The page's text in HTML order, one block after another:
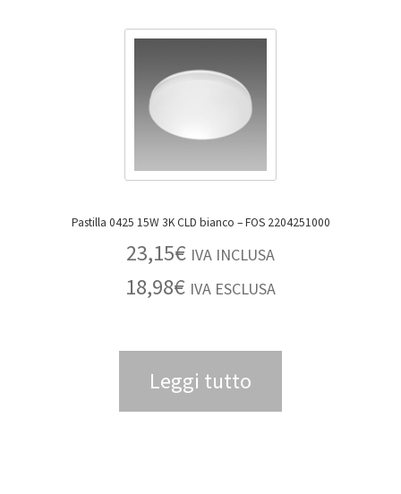
Pastilla 0425 15W 3K CLD bianco – FOS 2204251000
23,15€ IVA INCLUSA
18,98€ IVA ESCLUSA
Leggi tutto